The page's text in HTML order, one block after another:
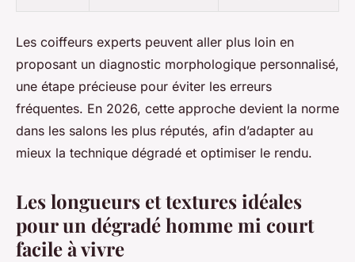
Les coiffeurs experts peuvent aller plus loin en
proposant un diagnostic morphologique personnalisé,
une étape précieuse pour éviter les erreurs
fréquentes. En 2026, cette approche devient la norme
dans les salons les plus réputés, afin d’adapter au
mieux la technique dégradé et optimiser le rendu.
Les longueurs et textures idéales
pour un dégradé homme mi court
facile à vivre